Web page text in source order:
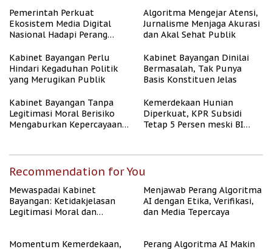
Berpenghasilan Rendah
Pemerintah Perkuat
Ekosistem Media Digital
Nasional Hadapi Perang
Algoritma Mengejar Atensi,
Jurnalisme Menjaga Akurasi
dan Akal Sehat Publik
Kabinet Bayangan Perlu
Hindari Kegaduhan Politik
yang Merugikan Publik
Kabinet Bayangan Dinilai
Bermasalah, Tak Punya
Basis Konstituen Jelas
Kabinet Bayangan Tanpa
Legitimasi Moral Berisiko
Mengaburkan Kepercayaan
Kemerdekaan Hunian
Diperkuat, KPR Subsidi
Tetap 5 Persen meski BI
Recommendation for You
Mewaspadai Kabinet
Bayangan: Ketidakjelasan
Legitimasi Moral dan
Menjawab Perang Algoritma
AI dengan Etika, Verifikasi,
dan Media Tepercaya
Momentum Kemerdekaan,
Perang Algoritma AI Makin